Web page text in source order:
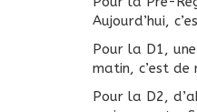
Aujourd’hui,
Pour la D1,
matin, c’est de
Pour la D2,